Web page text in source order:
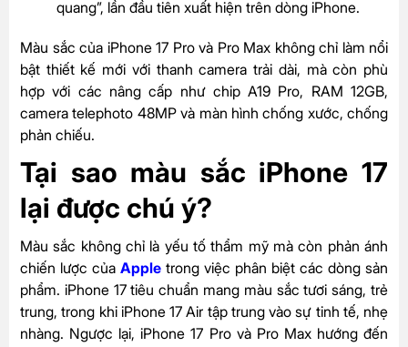
quang”, lần đầu tiên xuất hiện trên dòng iPhone.
Màu sắc của iPhone 17 Pro và Pro Max không chỉ làm nổi
bật thiết kế mới với thanh camera trải dài, mà còn phù
hợp với các nâng cấp như chip A19 Pro, RAM 12GB,
camera telephoto 48MP và màn hình chống xước, chống
phản chiếu.
Tại sao màu sắc iPhone 17
lại được chú ý?
Màu sắc không chỉ là yếu tố thẩm mỹ mà còn phản ánh
chiến lược của Apple trong việc phân biệt các dòng sản
phẩm. iPhone 17 tiêu chuẩn mang màu sắc tươi sáng, trẻ
trung, trong khi iPhone 17 Air tập trung vào sự tinh tế, nhẹ
nhàng. Ngược lại, iPhone 17 Pro và Pro Max hướng đến